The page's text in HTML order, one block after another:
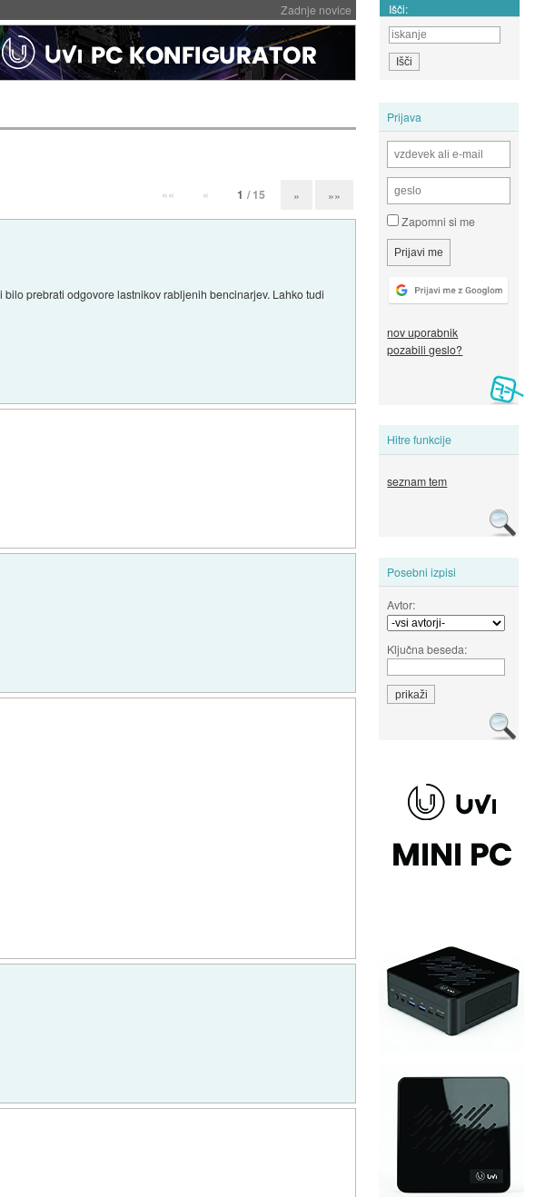
Zadnje novice Išči:
Prijava
Zapomni si me
nov uporabnik
pozabili geslo?
Hitre funkcije
seznam tem
Posebni izpisi
Avtor:
Ključna beseda:
«« « 1 / 15 » »»
prebrati odgovore lastnikov rabljenih bencinarjev. Lahko tudi